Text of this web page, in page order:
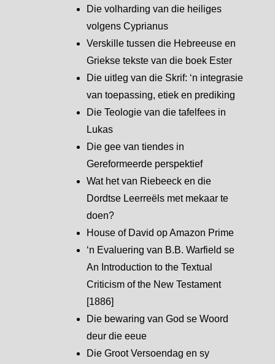
Die volharding van die heiliges
volgens Cyprianus
Verskille tussen die Hebreeuse en
Griekse tekste van die boek Ester
Die uitleg van die Skrif: ‘n integrasie
van toepassing, etiek en prediking
Die Teologie van die tafelfees in
Lukas
Die gee van tiendes in
Gereformeerde perspektief
Wat het van Riebeeck en die
Dordtse Leerreëls met mekaar te
doen?
House of David op Amazon Prime
‘n Evaluering van B.B. Warfield se
An Introduction to the Textual
Criticism of the New Testament
[1886]
Die bewaring van God se Woord
deur die eeue
Die Groot Versoendag en sy